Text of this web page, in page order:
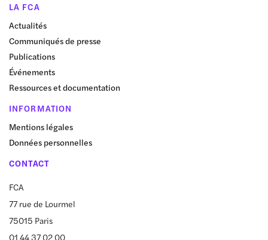
LA FCA
Actualités
Communiqués de presse
Publications
Événements
Ressources et documentation
INFORMATION
Mentions légales
Données personnelles
CONTACT
FCA
77 rue de Lourmel
75015 Paris
01 44 37 02 00